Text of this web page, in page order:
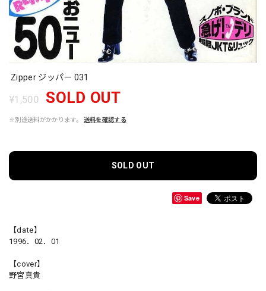
Zipper ジッパー 031
¥1,500 SOLD OUT
※別途送料がかかります。 送料を確認する
SOLD OUT
Save
【date】
1996．02．01
【cover】
野宮真貴